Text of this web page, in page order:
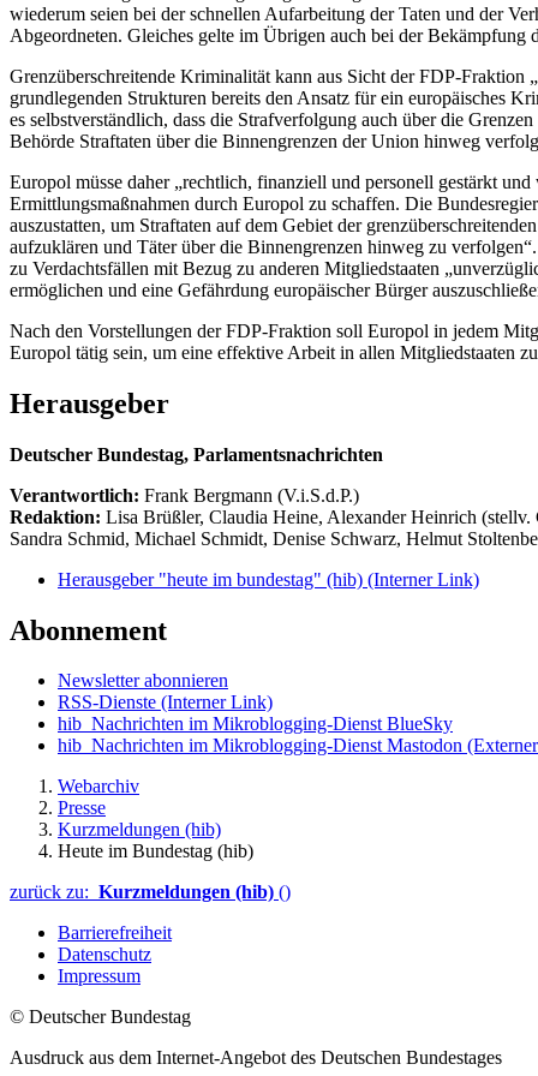
wiederum seien bei der schnellen Aufarbeitung der Taten und der
Abgeordneten. Gleiches gelte im Übrigen auch bei der
Grenzüberschreitende Kriminalität kann aus Sicht der FDP-Fraktion
grundlegenden Strukturen bereits den Ansatz für ein europäisches
es selbstverständlich, dass die Strafverfolgung auch über die
Behörde Straftaten über die Binnengrenzen der Union hinweg
Europol müsse daher „rechtlich, finanziell und personell gestärkt
Ermittlungsmaßnahmen durch Europol zu schaffen. Die
auszustatten, um Straftaten auf dem Gebiet der
aufzuklären und Täter über die Binnengrenzen hinweg zu
zu Verdachtsfällen mit Bezug zu anderen Mitgliedstaaten
ermöglichen und eine Gefährdung europäischer Bürger
Nach den Vorstellungen der FDP-Fraktion soll Europol in jedem
Europol tätig sein, um eine effektive Arbeit in allen Mitgliedstaaten
Herausgeber
Deutscher Bundestag, Parlamentsnachrichten
Verantwortlich: Frank Bergmann (V.i.S.d.P.)
Redaktion: Lisa Brüßler, Claudia Heine, Alexander Heinrich
Sandra Schmid, Michael Schmidt, Denise Schwarz, Helmut
Herausgeber "heute im bundestag" (hib) (Interner Link)
Abonnement
Newsletter abonnieren
RSS-Dienste (Interner Link)
hib_Nachrichten im Mikroblogging-Dienst BlueSky
hib_Nachrichten im Mikroblogging-Dienst Mastodon
Webarchiv
Presse
Kurzmeldungen (hib)
Heute im Bundestag (hib)
zurück zu: Kurzmeldungen (hib) ()
Barrierefreiheit
Datenschutz
Impressum
© Deutscher Bundestag
Ausdruck aus dem Internet-Angebot des Deutschen Bundestages